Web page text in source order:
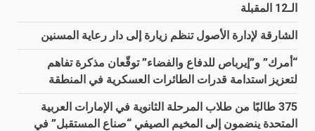
الـ12 المقبلة
الشارقة لإدارة الأصول تنظم زيارة إلى دار رعاية المسنين
“أمرك” و”إيرباص للدفاع والفضاء” توقّعان مذكرة تفاهم
لتعزيز استدامة قدرات الطائرات العسكرية في المنطقة
375 طالبًا من طلاب المرحلة الثانوية في الإمارات العربية
المتحدة ينضمون إلى المخيم الصيفي “صناع المستقبل” في